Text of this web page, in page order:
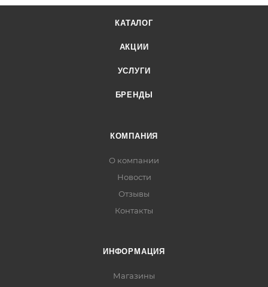
КАТАЛОГ
АКЦИИ
УСЛУГИ
БРЕНДЫ
КОМПАНИЯ
О компании
Новости
Отзывы
Контакты
ИНФОРМАЦИЯ
Магазины